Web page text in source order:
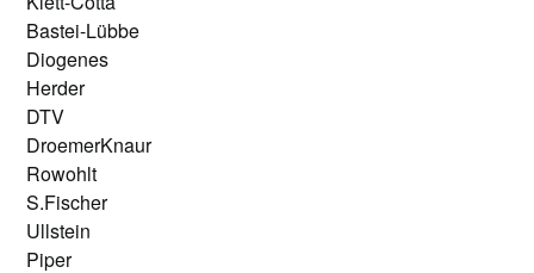
Bastei-Lübbe
Diogenes
Herder
DTV
DroemerKnaur
Rowohlt
S.Fischer
Ullstein
Piper